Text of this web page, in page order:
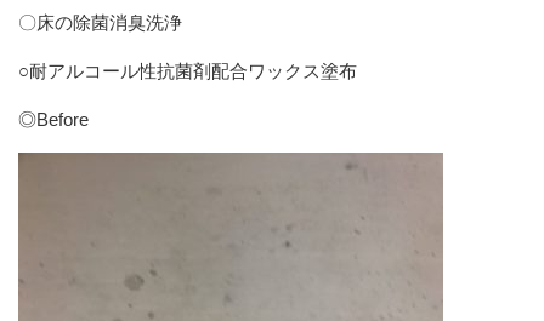
〇床の除菌消臭洗浄
○耐アルコール性抗菌剤配合ワックス塗布
◎Before